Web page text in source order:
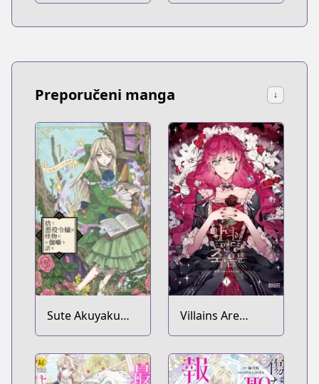
Preporučeni manga ↓
Sute Akuyaku
Reijou wa
Kaibutsu ni
Otogibanashi
Villains Are
Destined to Die